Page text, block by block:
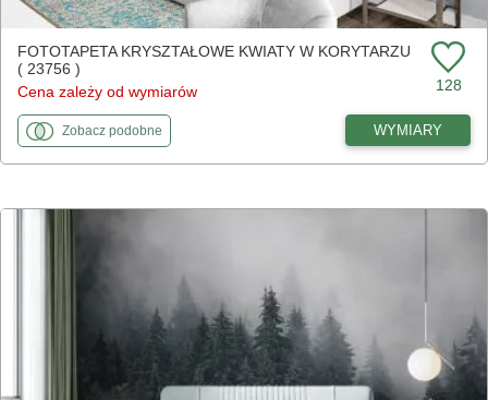
FOTOTAPETA KRYSZTAŁOWE KWIATY W KORYTARZU
( 23756 )
Cena zależy od wymiarów
128
Zobaczfototapety
podobnedo Kryształowe kwiaty w korytarzu WYMIARY